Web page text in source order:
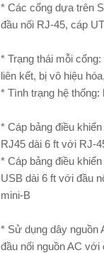
* Các cổng dựa trên
đầu nối RJ-45, cáp
* Trạng thái mỗi
liên kết, bị vô hiệu
* Tình trạng hệ thống:
* Cáp bảng điều
RJ45 dài 6 ft với RJ-
* Cáp bảng điều
USB dài 6 ft với đầu
mini-B
* Sử dụng dây nguồn
đầu nối nguồn AC